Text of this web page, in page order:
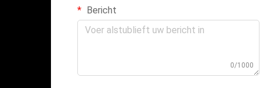
Bericht
0/1000